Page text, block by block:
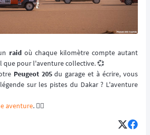
raid où chaque kilomètre compte autant
que pour l'aventure collective. 💞
Peugeot 205du garage et à écrire, vous
sur les pistes du Dakar ? L'aventure
aventure. 👈🏻